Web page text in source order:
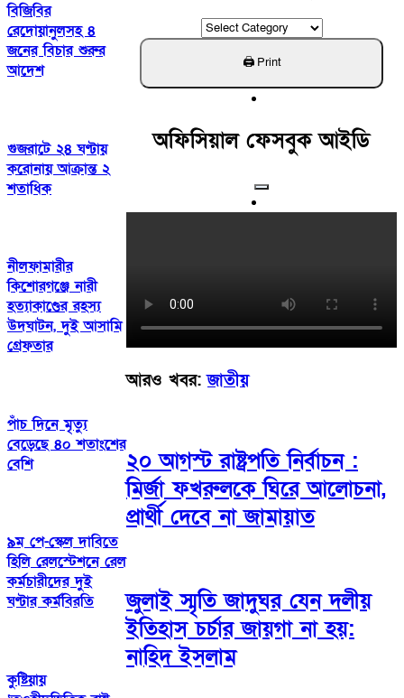
বিজিবির
রেদোয়ানুলসহ ৪
জনের বিচার শুরুর
আদেশ
গুজরাটে ২৪ ঘণ্টায়
করোনায় আক্রান্ত ২
শতাধিক
নীলফামারীর
কিশোরগঞ্জে নারী
হত্যাকাণ্ডের রহস্য
উদঘাটন, দুই আসামি
গ্রেফতার
পাঁচ দিনে মৃত্যু
বেড়েছে ৪০ শতাংশের
বেশি
৯ম পে-স্কেল দাবিতে
হিলি রেলস্টেশনে রেল
কর্মচারীদের দুই
ঘণ্টার কর্মবিরতি
কুষ্টিয়ায়
ক্যাটাগরি
খুঁজুন
অফিসিয়াল ফেসবুক আইডি
আরও খবর:জাতীয়
২০ আগস্ট রাষ্ট্রপতি নির্বাচন :
মির্জা ফখরুলকে ঘিরে আলোচনা,
প্রার্থী দেবে না জামায়াত
জুলাই স্মৃতি জাদুঘর যেন দলীয়
ইতিহাস চর্চার জায়গা না হয়:
নাহিদ ইসলাম